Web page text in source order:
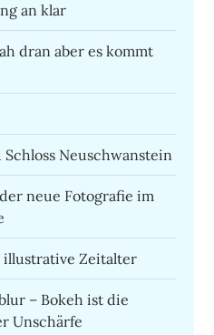
an klar
dran aber es kommt
Schloss Neuschwanstein
neue Fotografie im
illustrative Zeitalter
– Bokeh ist die
Unschärfe